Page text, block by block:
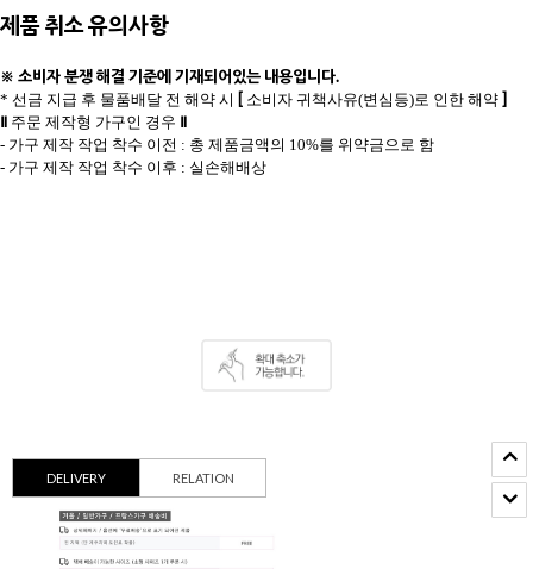
제품 취소 유의사항
※ 소비자 분쟁 해결 기준에 기재되어있는 내용입니다.
* 선금 지급 후 물품배달 전 해약 시 [ 소비자 귀책사유(변심등)로 인한 해약 ]
Ⅱ 주문 제작형 가구인 경우 Ⅱ
- 가구 제작 작업 착수 이전 : 총 제품금액의 10%를 위약금으로 함
- 가구 제작 작업 착수 이후 : 실손해배상
DELIVERY RELATION